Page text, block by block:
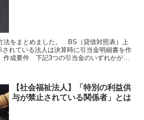
法をまとめました。 BS（貸借対照表）上
れている法人は決算時に引当金明細書を作
作成要件 下記3つの引当金のいずれかがBS
【社会福祉法人】「特別の利益供
与が禁止されている関係者」とは